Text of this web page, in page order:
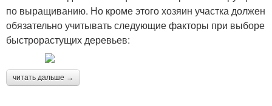
по выращиванию. Но кроме этого хозяин участка должен
обязательно учитывать следующие факторы при выборе
быстрорастущих деревьев:
читать дальше →